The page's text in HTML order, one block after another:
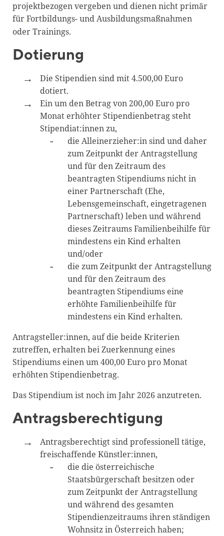
projektbezogen vergeben und dienen nicht primär
fürFortbildungs- und Ausbildungsmaßnahmen
oder Trainings.
Dotierung
Die Stipendien sind mit 4.500,00 Euro
dotiert.
Ein um den Betrag von 200,00 Euro pro
Monat erhöhter Stipendienbetrag steht
Stipendiat:innen zu,
die Alleinerzieher:in sind und daher
zum Zeitpunkt der Antragstellung
und für den Zeitraum des
beantragten Stipendiums nicht in
einer Partnerschaft (Ehe,
Lebensgemeinschaft, eingetragenen
Partnerschaft) leben und während
dieses Zeitraums Familienbeihilfe für
mindestens ein Kind erhalten
und/oder
die zum Zeitpunkt der Antragstellung
und für den Zeitraum des
beantragten Stipendiums eine
erhöhte Familienbeihilfe für
mindestens ein Kind erhalten.
Antragsteller:innen, auf die beide Kriterien
zutreffen, erhalten bei Zuerkennung eines
Stipendiums einen um 400,00 Euro pro Monat
erhöhten Stipendienbetrag.
Das Stipendium ist noch im Jahr 2026 anzutreten.
Antragsberechtigung
Antragsberechtigt sind professionell tätige,
freischaffende Künstler:innen,
die die österreichische
Staatsbürgerschaft besitzen oder
zum Zeitpunkt der Antragstellung
und während des gesamten
Stipendienzeitraums ihren ständigen
Wohnsitz in Österreich haben;